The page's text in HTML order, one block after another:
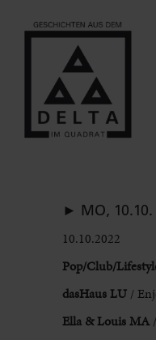
► MO, 10.10.
10.10.2022
Pop/Club/
dasHaus LU/
Ella & Louis MA/